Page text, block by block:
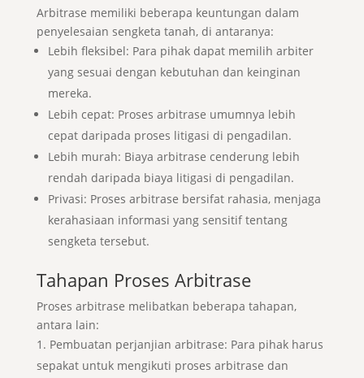
Arbitrase memiliki beberapa keuntungan dalam
penyelesaian sengketa tanah, di antaranya:
Lebih fleksibel: Para pihak dapat memilih arbiter
yang sesuai dengan kebutuhan dan keinginan
mereka.
Lebih cepat: Proses arbitrase umumnya lebih
cepat daripada proses litigasi di pengadilan.
Lebih murah: Biaya arbitrase cenderung lebih
rendah daripada biaya litigasi di pengadilan.
Privasi: Proses arbitrase bersifat rahasia, menjaga
kerahasiaan informasi yang sensitif tentang
sengketa tersebut.
Tahapan Proses Arbitrase
Proses arbitrase melibatkan beberapa tahapan,
antara lain:
Pembuatan perjanjian arbitrase: Para pihak harus
sepakat untuk mengikuti proses arbitrase dan